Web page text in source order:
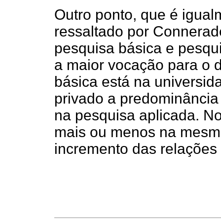
Outro ponto, que é
ressaltado por
pesquisa básica e
a maior vocação para o
básica está na
privado a
na pesquisa aplicada.
mais ou menos na
incremento das